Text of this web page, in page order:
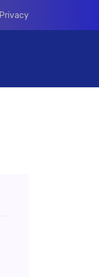
Privacy